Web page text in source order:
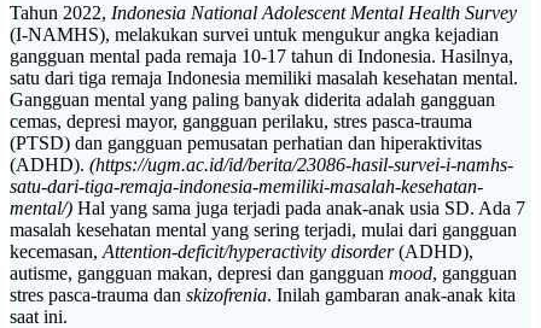
Tahun 2022, Indonesia National Adolescent Mental Health Survey
(I-NAMHS), melakukan survei untuk mengukur angka kejadian
gangguan mental pada remaja 10-17 tahun di Indonesia. Hasilnya,
satu dari tiga remaja Indonesia memiliki masalah kesehatan mental.
Gangguan mental yang paling banyak diderita adalah gangguan
cemas, depresi mayor, gangguan perilaku, stres pasca-trauma
(PTSD) dan gangguan pemusatan perhatian dan hiperaktivitas
(ADHD). (https://ugm.ac.id/id/berita/23086-hasil-survei-i-namhs-
satu-dari-tiga-remaja-indonesia-memiliki-masalah-kesehatan-
mental/) Hal yang sama juga terjadi pada anak-anak usia SD. Ada 7
masalah kesehatan mental yang sering terjadi, mulai dari gangguan
kecemasan, Attention-deficit/hyperactivity disorder(ADHD),
autisme, gangguan makan, depresi dan gangguan mood, gangguan
stres pasca-trauma dan skizofrenia. Inilah gambaran anak-anak kita
saat ini.